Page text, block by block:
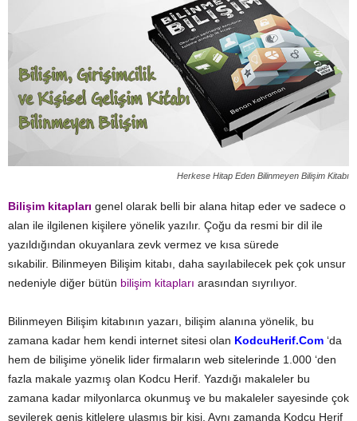
Herkese Hitap Eden Bilinmeyen Bilişim Kitabı
Bilişim kitapları genel olarak belli bir alana hitap eder ve sadece o
alan ile ilgilenen kişilere yönelik yazılır. Çoğu da resmi bir dil ile
yazıldığından okuyanlara zevk vermez ve kısa sürede
sıkabilir. Bilinmeyen Bilişim kitabı, daha sayılabilecek pek çok unsur
nedeniyle diğer bütün bilişim kitapları arasından sıyrılıyor.
Bilinmeyen Bilişim kitabının yazarı, bilişim alanına yönelik, bu
zamana kadar hem kendi internet sitesi olan KodcuHerif.Com ‘da
hem de bilişime yönelik lider firmaların web sitelerinde 1.000 ‘den
fazla makale yazmış olan Kodcu Herif. Yazdığı makaleler bu
zamana kadar milyonlarca okunmuş ve bu makaleler sayesinde çok
sevilerek geniş kitlelere ulaşmış bir kişi. Aynı zamanda Kodcu Herif